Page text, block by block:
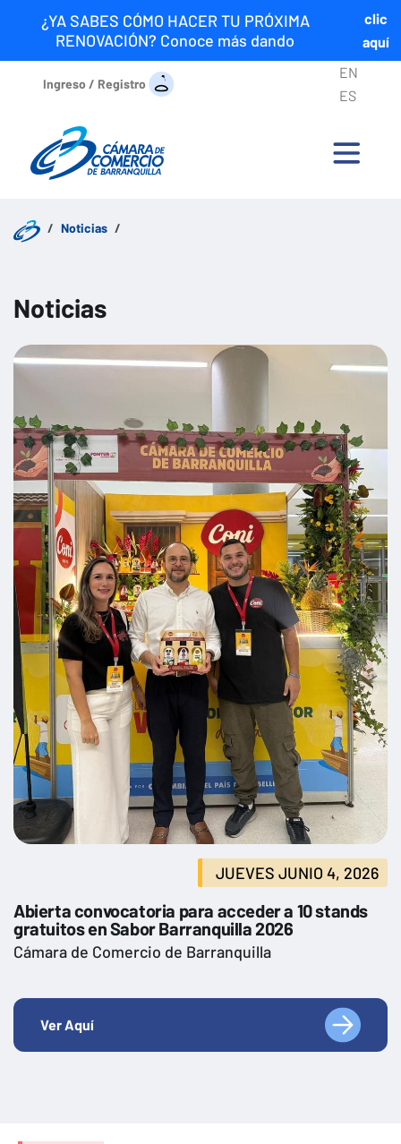
¿YA SABES CÓMO HACER TU PRÓXIMA
RENOVACIÓN? Conoce más dando
clic
aquí
Ingreso / Registro
EN
ES
Noticias
Noticias
JUEVES JUNIO 4, 2026
Abierta convocatoria para acceder a 10 stands
gratuitos en Sabor Barranquilla 2026
Cámara de Comercio de Barranquilla
Ver Aquí